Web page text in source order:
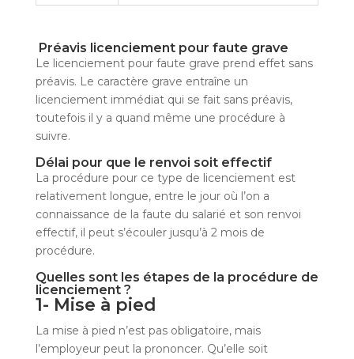
Préavis licenciement pour faute grave
Le licenciement pour faute grave prend effet sans
préavis. Le caractère grave entraîne un
licenciement immédiat qui se fait sans préavis,
toutefois il y a quand même une procédure à
suivre.
Délai pour que le renvoi soit effectif
La procédure pour ce type de licenciement est
relativement longue, entre le jour où l’on a
connaissance de la faute du salarié et son renvoi
effectif, il peut s’écouler jusqu’à 2 mois de
procédure.
Quelles sont les étapes de la procédure de
licenciement ?
1- Mise à pied
La mise à pied n’est pas obligatoire, mais
l’employeur peut la prononcer. Qu’elle soit